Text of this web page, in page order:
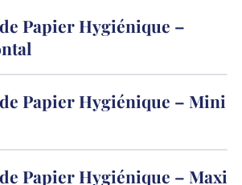
Papier Hygiénique –
Papier Hygiénique – Mini
Papier Hygiénique – Maxi